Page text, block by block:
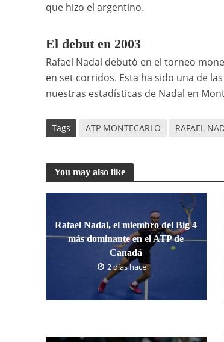
que hizo el argentino.
El debut en 2003
Rafael Nadal debutó en el torneo
en set corridos. Esta ha sido una de
nuestras estadísticas de Nadal en
Tags ATP MONTECARLO RAFAEL
You may also like
Rafael Nadal, el miembro del Big 4
más dominante en el ATP de
Canadá
2 días hace